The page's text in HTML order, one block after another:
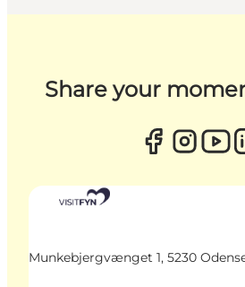
Share your
Munkebjergvænget 1, 5230